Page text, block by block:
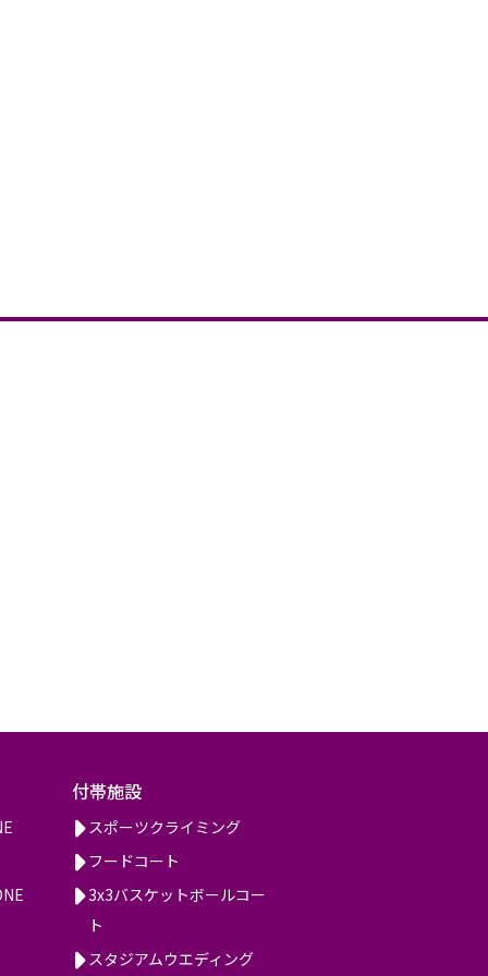
付帯施設
スポーツクライミング
フードコート
3x3バスケットボールコー
ト
スタジアムウエディング